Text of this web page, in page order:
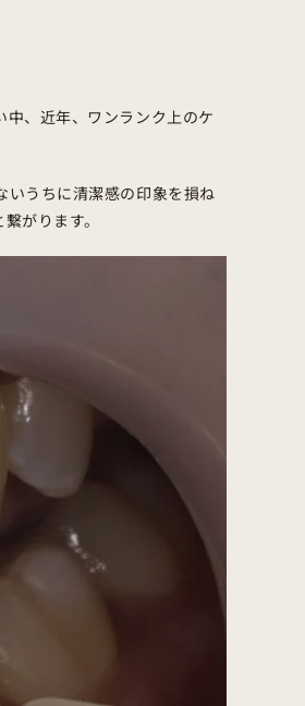
、近年、ワンランク上のケ
いうちに清潔感の印象を損ね
がります。